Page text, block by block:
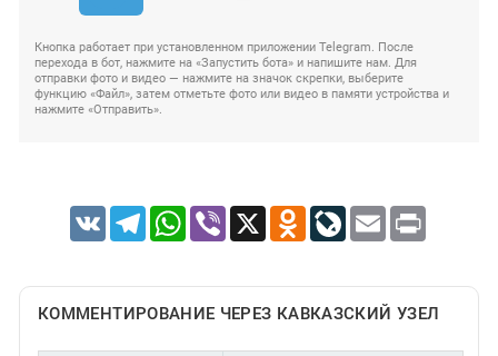
Кнопка работает при установленном приложении Telegram. После
перехода в бот, нажмите на «Запустить бота» и напишите нам. Для
отправки фото и видео — нажмите на значок скрепки, выберите
функцию «Файл», затем отметьте фото или видео в памяти устройства и
нажмите «Отправить».
VK TelegramWhatsApp
Viber X Odnoklassniki
LiveJournal
Email Print
КОММЕНТИРОВАНИЕ ЧЕРЕЗ КАВКАЗСКИЙ УЗЕЛ